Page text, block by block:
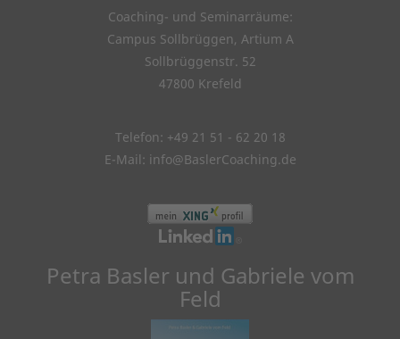
Coaching- und Seminarräume:
Campus Sollbrüggen, Artium A
Sollbrüggenstr. 52
47800 Krefeld
Telefon: +49 21 51 - 62 20 18
E-Mail: info@BaslerCoaching.de
Petra Basler und Gabriele vom
Feld